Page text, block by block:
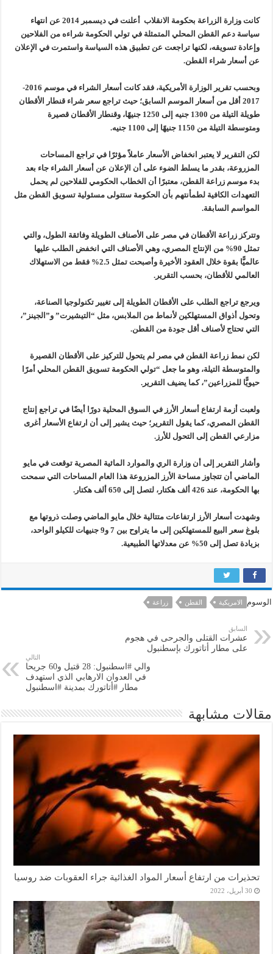
كانت وزارة الزراعة بحكومة الانقلاب أعلنت في ديسمبر 2014 عن انتهاء
سياسة دعم القطن المحلي المتمثلة في تولي الحكومة شراءه من الفلاحين
وإعادة تسويقه، لكنها تراجعت عن تطبيق هذه السياسة واستمرت في الإعلان
عن أسعار شراء القطن.
وبحسب تقرير الوزارة الأمريكية، فقد كانت أسعار الشراء في موسم 2016-
2017 أقل من أسعار الموسم السابق؛ حيث تراجع سعر شراء قنطار الأقطان
طويلة التيلة من 1300 جنيه إلى 1250 جنيهًا، وقنطار الأقطان قصيرة
ومتوسطة التيلة من 1150 جنيهًا إلى 1100 جنيه.
لكن التقرير لا يعتبر انخفاض الأسعار عاملاً مؤثرًا في تراجع المساحات
المزروعة، بقدر ما يسلط الضوء على أن الإعلان عن أسعار الشراء جاء بعد
بدء موسم زراعة القطن، معتبرًا أن الخطاب الحكومي للفلاحين لم يحمل
التعهدات الكافية لطمأنتهم بأن الحكومة ستتولى مسئولية تسويق القطن مثل
المواسم السابقة.
وتتركز زراعة الأقطان في مصر على الأصناف الطويلة وفائقة الطول، والتي
تمثل 90% من الإنتاج المصري، وهي الأصناف التي انخفض الطلب عليها
عالميًّا بقوة خلال العقود الأخيرة وأصبحت تمثل 2.5% فقط من الاستهلاك
العالمي للأقطان، بحسب التقرير.
ويرجع تراجع الطلب على الأقطان الطويلة إلى تغيير تكنولوجيا الصناعة،
وتحول أذواق المستهلكين لأنماط من الملابس، مثل “التيشيرت” و”الجينز”،
التي تحتاج لأصناف أقل جودة من القطن.
لكن نمط زراعة القطن في مصر لم يتحول للتركيز على الأقطان القصيرة
والمتوسطة التيلة، وهو ما جعل “تولي الحكومة تسويق القطن المحلي أمرًا
حيويًّا للمزراعين”، كما يضيف التقرير.
ولعبت أزمة ارتفاع أسعار الأرز في السوق المحلية دورًا أيضًا في تراجع إنتاج
القطن المصري، كما يقول التقرير؛ حيث يشير إلى أن ارتفاع الأسعار أغرى
مزارعي القطن إلى التحول للأرز.
وأشار التقرير إلى أن وزارة الري والموارد المائية المصرية توقعت في مايو
الماضي أن تتجاوز مساحة الأرز المزروعة هذا العام المساحات التي سمحت
بها الحكومة، عند 426 ألف هكتار، لتصل إلى 650 ألف هكتار.
وشهدت أسعار الأرز ارتفاعات متتالية خلال مايو الماضي وصلت ذروتها مع
بلوغ سعر البيع للمستهلكين إلى ما يتراوح بين 7 و9 جنيهات للكيلو الواحد،
بزيادة تصل إلى 50% عن معدلاتها الطبيعية.
الوسوم الامريكية القطن زراعة
السابق
عشرات القتلى والجرحى في هجوم
على مطار أتاتورك بإسطنبول
التالي
والي #اسطنبول: 28 قتيل و60 جريحا
في العدوان الارهابي الذي استهدف
مطار #أتاتورك بمدينة #اسطنبول
مقالات مشابهة
تحذيرات من ارتفاع أسعار المواد الغذائية جراء العقوبات ضد روسيا
30 أبريل، 2022